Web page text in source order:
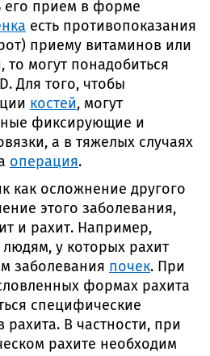
прием в форме
есть противопоказания
приему витаминов или
то могут понадобиться
Для того, чтобы
костей, могут
фиксирующие и
а в тяжелых случаях
операция.
как осложнение другого
этого заболевания,
и рахит. Например,
у которых рахит
заболевания почек. При
формах рахита
специфические
рахита. В частности, при
рахите необходим